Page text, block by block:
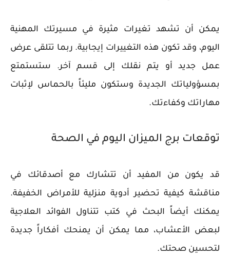
يمكن أن تشهد تغيرات مثيرة في مسيرتك المهنية
اليوم، وقد تكون هذه التغييرات إيجابية. ربما تتلقى عرض
عمل جديد أو يتم نقلك إلى قسم آخر. ستستمتع
بمسؤولياتك الجديدة وستكون مليئاً بالحماس لإثبات
مهاراتك وكفاءتك.
توقعات برج الميزان اليوم في الصحة
قد يكون من المفيد أن تتشارك مع أصدقائك في
مناقشة كيفية تحضير أدوية منزلية للأمراض الخفيفة.
يمكنك أيضاً البحث في كتب تتناول الفوائد العلاجية
لبعض الأعشاب، مما يمكن أن يمنحك أفكاراً جديدة
لتحسين صحتك.